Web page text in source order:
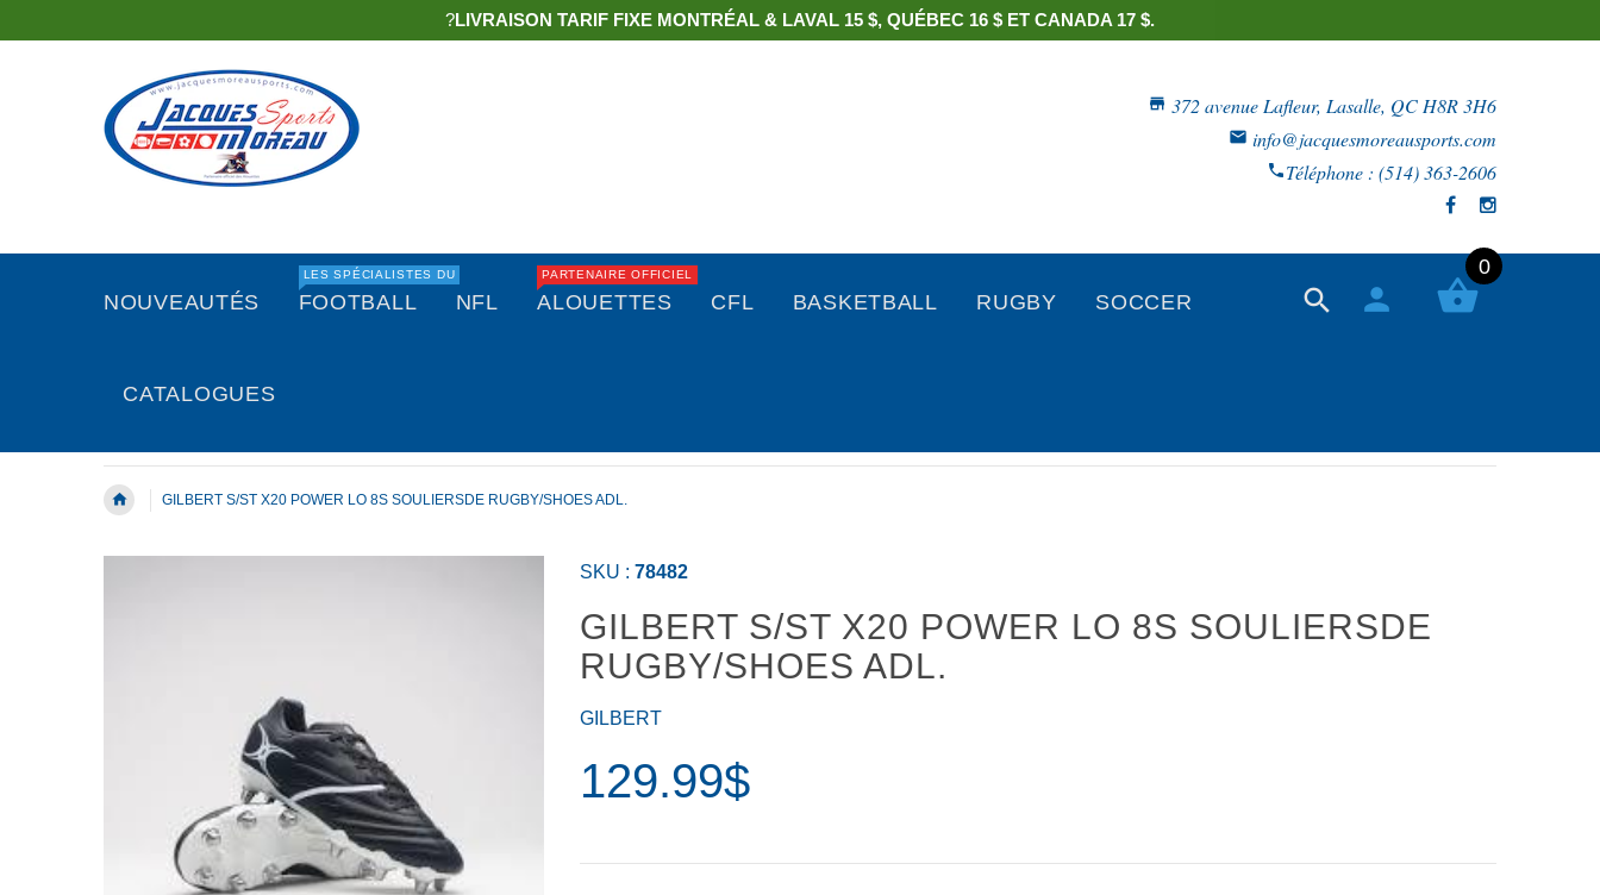
372 avenue Lafleur, Lasalle, QC H8R 3H6
info@jacquesmoreausports.com
Téléphone : (514) 363-2606
NOUVEAUTÉS
LES SPÉCIALISTES DU
FOOTBALL NFL
PARTENAIRE OFFICIEL
ALOUETTES CFL BASKETBALL RUGBY SOCCER
CATALOGUES
0
GILBERT S/ST X20 POWER LO 8S SOULIERSDE RUGBY/SHOES ADL.
SKU : 78482
GILBERT S/ST X20 POWER LO 8S SOULIERSDE
RUGBY/SHOES ADL.
GILBERT
129.99$
?LIVRAISON TARIF FIXE MONTRÉAL & LAVAL 15 $, QUÉBEC 16 $ ET CANADA 17 $.